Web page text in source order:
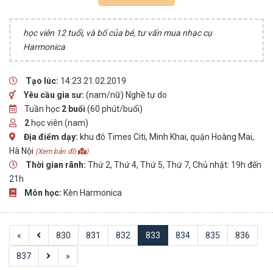
học viên 12 tuổi, và bố của bé, tư vấn mua nhạc cụ
Harmonica
Tạo lúc: 14:23 21.02.2019
Yêu cầu gia sư: (nam/nữ) Nghề tự do
Tuần học 2 buổi (60 phút/buổi)
2học viên (nam)
Địa điểm dạy: khu đô Times Citi, Minh Khai, quận Hoàng Mai,
Hà Nội (Xem bản đồ )
Thời gian rãnh: Thứ 2, Thứ 4, Thứ 5, Thứ 7, Chủ nhật: 19h đến
21h
Môn học: Kèn Harmonica
« 830 831 832 833 834 835 836
837 »